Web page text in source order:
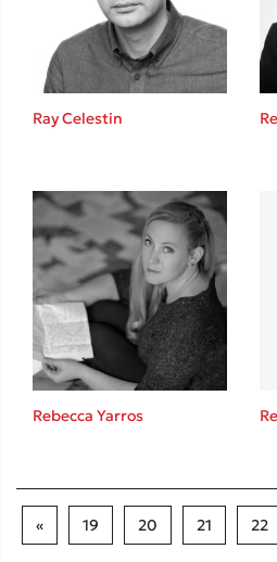
Ray Celestin
Rebecca Yarros
« 19 20 21 22